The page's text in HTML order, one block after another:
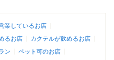
業しているお店
るお店
カクテルが飲めるお店
ン
ペット可のお店